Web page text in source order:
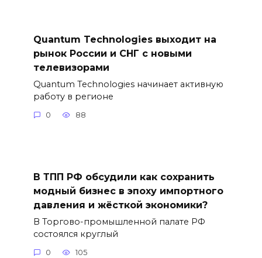
Quantum Technologies выходит на
рынок России и СНГ с новыми
телевизорами
Quantum Technologies начинает активную
работу в регионе
0 88
В ТПП РФ обсудили как сохранить
модный бизнес в эпоху импортного
давления и жёсткой экономики?
В Торгово-промышленной палате РФ
состоялся круглый
0 105